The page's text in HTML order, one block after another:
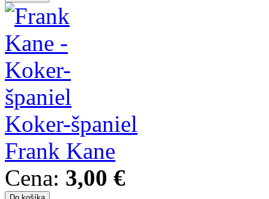
Koker-španiel
Frank Kane
Cena: 3,00 €